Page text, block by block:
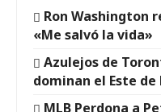
Ron Washington
«Me salvó la vida»
Azulejos de
dominan el Este de
MLB Perdona a